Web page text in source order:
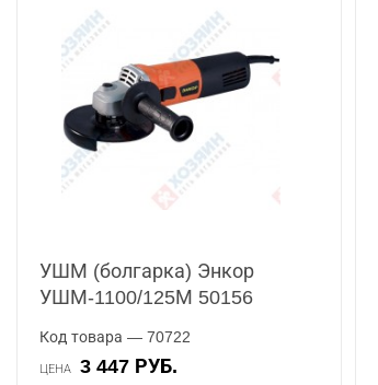
УШМ (болгарка) Энкор
УШМ-1100/125М 50156
Код товара — 70722
ЦЕНА 3 447 РУБ.